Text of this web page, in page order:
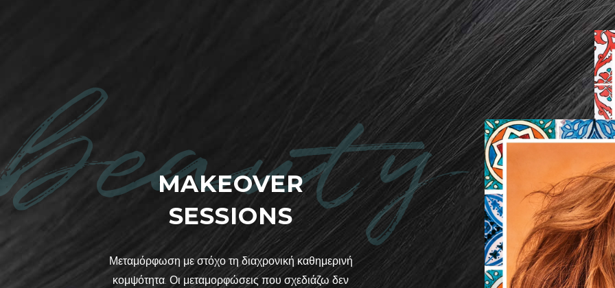
beauty
MAKEOVER
SESSIONS
Μεταμόρφωση με στόχο τη διαχρονική καθημερινή
κομψότητα. Οι μεταμορφώσεις που σχεδιάζω δεν